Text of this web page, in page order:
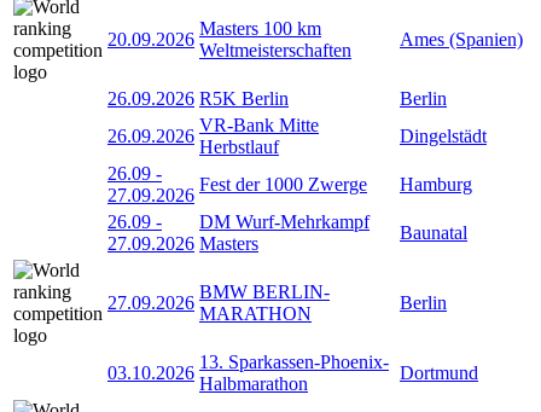
20.09.2026
Masters 100 km
Weltmeisterschaften
Ames (Spanien)
26.09.2026 R5K Berlin
Berlin
26.09.2026
VR-Bank Mitte
Herbstlauf
Dingelstädt
26.09 -
27.09.2026
Fest der 1000 Zwerge
Hamburg
26.09 -
27.09.2026
DM Wurf-Mehrkampf
Masters
Baunatal
27.09.2026
BMW BERLIN-
MARATHON
Berlin
03.10.2026
13. Sparkassen-Phoenix-
Halbmarathon
Dortmund